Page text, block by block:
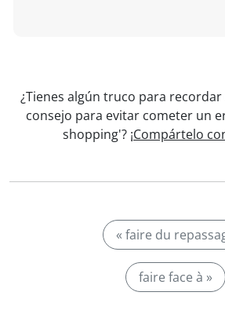
¿Tienes algún truco para recordar
consejo para evitar cometer un
shopping'? ¡Compártelo
« faire du
faire face à »